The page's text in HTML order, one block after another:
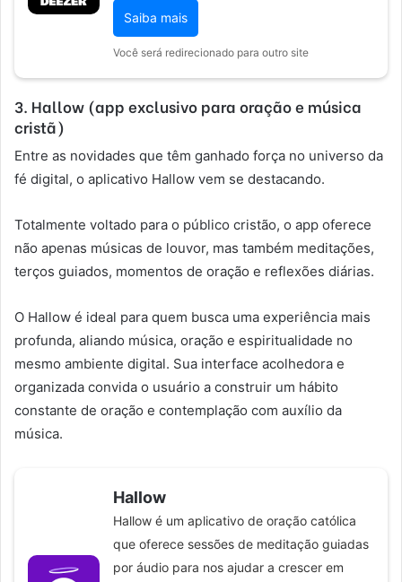
Saiba mais
Você será redirecionado para outro site
3. Hallow (app exclusivo para oração e música
cristã)
Entre as novidades que têm ganhado força no universo da
fé digital, o aplicativo Hallow vem se destacando.
Totalmente voltado para o público cristão, o app oferece
não apenas músicas de louvor, mas também meditações,
terços guiados, momentos de oração e reflexões diárias.
O Hallow é ideal para quem busca uma experiência mais
profunda, aliando música, oração e espiritualidade no
mesmo ambiente digital. Sua interface acolhedora e
organizada convida o usuário a construir um hábito
constante de oração e contemplação com auxílio da
música.
Hallow
Hallow é um aplicativo de oração católica
que oferece sessões de meditação guiadas
por áudio para nos ajudar a crescer em